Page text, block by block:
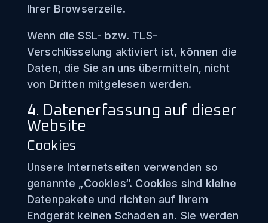
Ihrer Browserzeile.
Wenn die SSL- bzw. TLS-
Verschlüsselung aktiviert ist, können die
Daten, die Sie an uns übermitteln, nicht
von Dritten mitgelesen werden.
4. Datenerfassung auf dieser
Website
Cookies
Unsere Internetseiten verwenden so
genannte „Cookies“. Cookies sind kleine
Datenpakete und richten auf Ihrem
Endgerät keinen Schaden an. Sie werden